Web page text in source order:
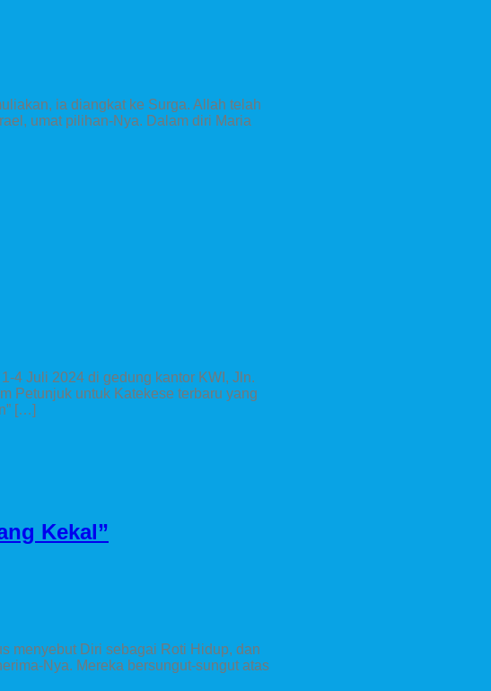
ia diangkat ke Surga. Allah telah
umat pilihan-Nya. Dalam diri Maria
4 Juli 2024 di gedung kantor KWI, Jln.
Petunjuk untuk Katekese terbaru yang
[…]
Kekal”
menyebut Diri sebagai Roti Hidup, dan
Nya. Mereka bersungut-sungut atas